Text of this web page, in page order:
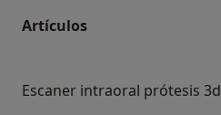
Artículos
Escaner intraoral prótesis 3d